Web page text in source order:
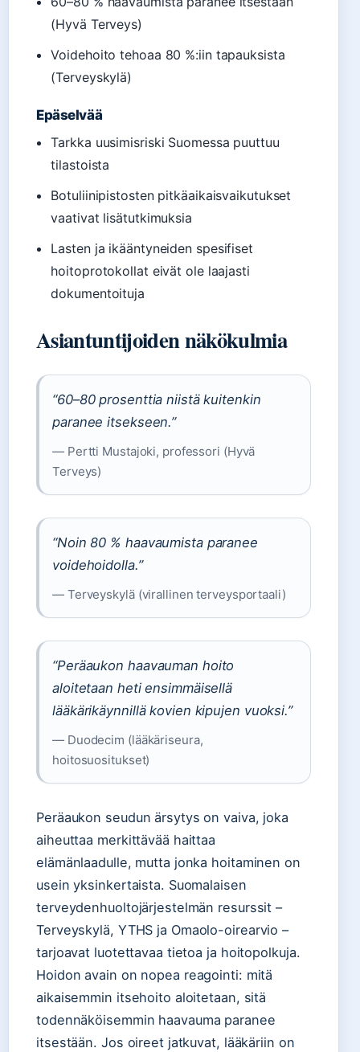
(Hyvä Terveys)
Voidehoito tehoaa 80 %:iin tapauksista
(Terveyskylä)
Epäselvää
Tarkka uusimisriski Suomessa puuttuu
tilastoista
Botuliinipistosten pitkäaikaisvaikutukset
vaativat lisätutkimuksia
Lasten ja ikääntyneiden spesifiset
hoitoprotokollat eivät ole laajasti
dokumentoituja
Asiantuntijoiden näkökulmia
“60–80 prosenttia niistä kuitenkin
paranee itsekseen.”
— Pertti Mustajoki, professori (Hyvä
Terveys)
“Noin 80 % haavaumista paranee
voidehoidolla.”
— Terveyskylä (virallinen terveysportaali)
“Peräaukon haavauman hoito
aloitetaan heti ensimmäisellä
lääkärikäynnillä kovien kipujen vuoksi.”
— Duodecim (lääkäriseura,
hoitosuositukset)
Peräaukon seudun ärsytys on vaiva, joka
aiheuttaa merkittävää haittaa
elämänlaadulle, mutta jonka hoitaminen on
usein yksinkertaista. Suomalaisen
terveydenhuoltojärjestelmän resurssit –
Terveyskylä, YTHS ja Omaolo-oirearvio –
tarjoavat luotettavaa tietoa ja hoitopolkuja.
Hoidon avain on nopea reagointi: mitä
aikaisemmin itsehoito aloitetaan, sitä
todennäköisemmin haavauma paranee
itsestään. Jos oireet jatkuvat, lääkäriin on